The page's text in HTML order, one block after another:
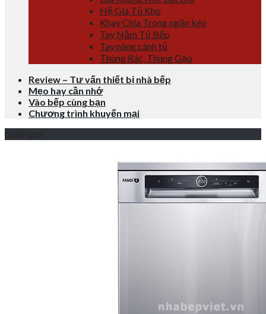
Hệ Giá Tủ Kho
Khay Chia Trong ngăn kéo
Tay Nắm Tủ Bếp
Tay nâng cánh tủ
Thùng Rác, Thùng Gạo
Review – Tư vấn thiết bị nhà bếp
Mẹo hay cần nhớ
Vào bếp cùng bạn
Chương trình khuyến mại